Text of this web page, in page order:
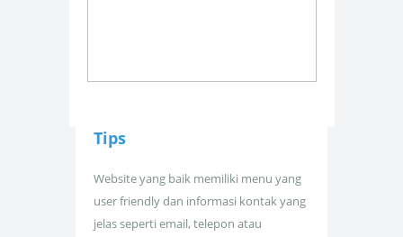
Tips
Website yang baik memiliki menu yang
user friendly dan informasi kontak yang
jelas seperti email, telepon atau